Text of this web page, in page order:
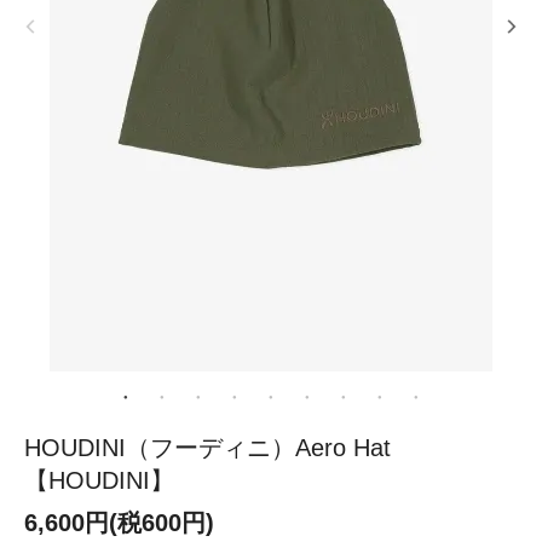
HOUDINI（フーディニ）Aero Hat
【HOUDINI】
6,600円(税600円)